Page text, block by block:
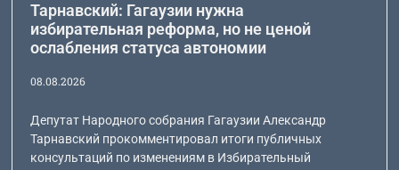
Тарнавский: Гагаузии нужна
избирательная реформа, но не ценой
ослабления статуса автономии
08.08.2026
Депутат Народного собрания Гагаузии Александр
Тарнавский прокомментировал итоги публичных
консультаций по изменениям в Избирательный